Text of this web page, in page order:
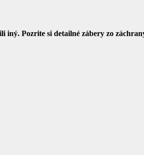
iný. Pozrite si detailné zábery zo